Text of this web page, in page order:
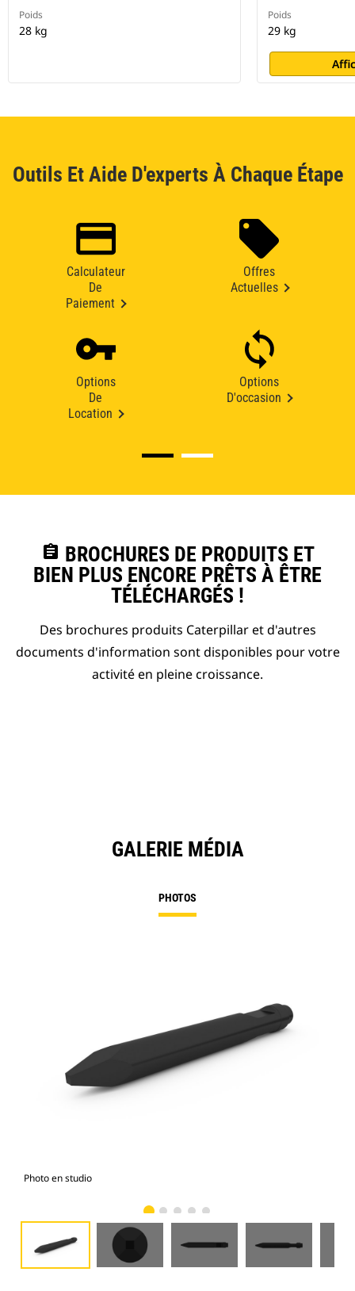
Poids
28 kg
Poids
29 kg
Outils Et Aide D'experts À Chaque Étape
Calculateur
De
Paiement
Offres
Actuelles
Options
De
Location
Options
D'occasion
assignment BROCHURES DE PRODUITS ET
BIEN PLUS ENCORE PRÊTS À ÊTRE
TÉLÉCHARGÉS !
Des brochures produits Caterpillar et d'autres
documents d'information sont disponibles pour votre
activité en pleine croissance.
GALERIE MÉDIA
PHOTOS
Photo en studio